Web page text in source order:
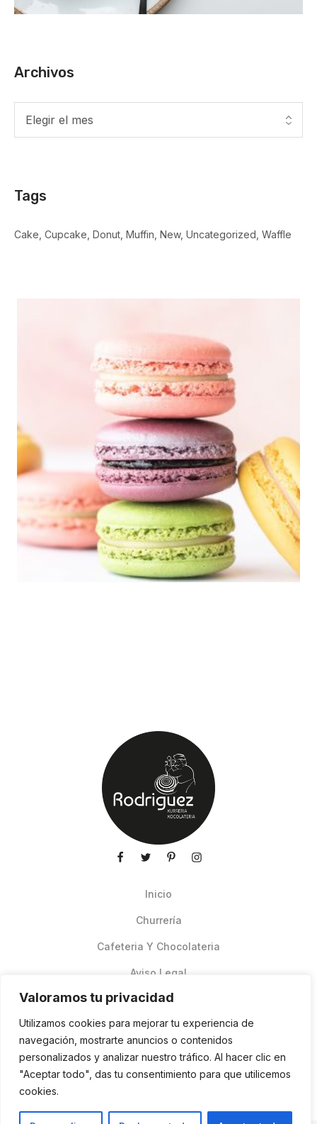
Valoramos tu privacidad
Utilizamos cookies para mejorar tu experiencia de
navegación, mostrarte anuncios o contenidos
personalizados y analizar nuestro tráfico. Al hacer clic en
"Aceptar todo", das tu consentimiento para que utilicemos
cookies.
Archivos
Tags
Cake Cupcake Donut Muffin New Uncategorized Waffle
Inicio
Churrería
Cafeteria Y Chocolateria
Aviso Legal
Pedidos Online Glovo
Contacto